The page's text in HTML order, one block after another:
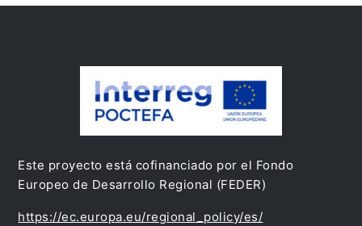
Este proyecto está cofinanciado por el Fondo
Europeo de Desarrollo Regional (FEDER)
https://ec.europa.eu/regional_policy/es/